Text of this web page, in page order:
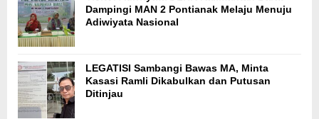
Dampingi MAN 2 Pontianak Melaju Menuju
Adiwiyata Nasional
LEGATISI Sambangi Bawas MA, Minta
Kasasi Ramli Dikabulkan dan Putusan
Ditinjau